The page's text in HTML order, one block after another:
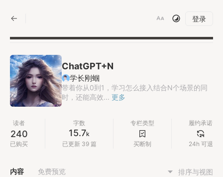
登录
ChatGPT+N
学长刚蝈
带着你从0到1，学习怎么接入结合N个场景的同
时，还能高效... 更多
读者
240
已购买
字数
15.7k
已更新 39 篇
专栏类型
买断制
履约承诺
24h 可退
内容 免费预览 排序与视图